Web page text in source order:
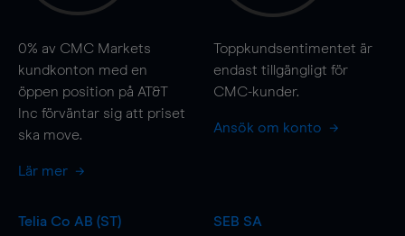
0% av CMC Markets
kundkonton med en
öppen position på AT&T
Inc förväntar sig att priset
ska move.
Lär mer
Toppkundsentimentet är
endast tillgängligt för
CMC-kunder.
Ansök om konto
Telia Co AB (ST)
SEB SA